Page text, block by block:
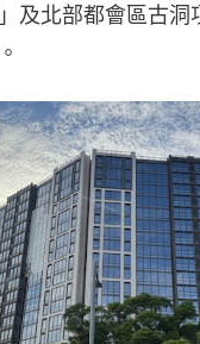
及北部都會區古